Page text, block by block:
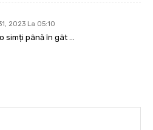
2023 La 05:10
simți până în gât …